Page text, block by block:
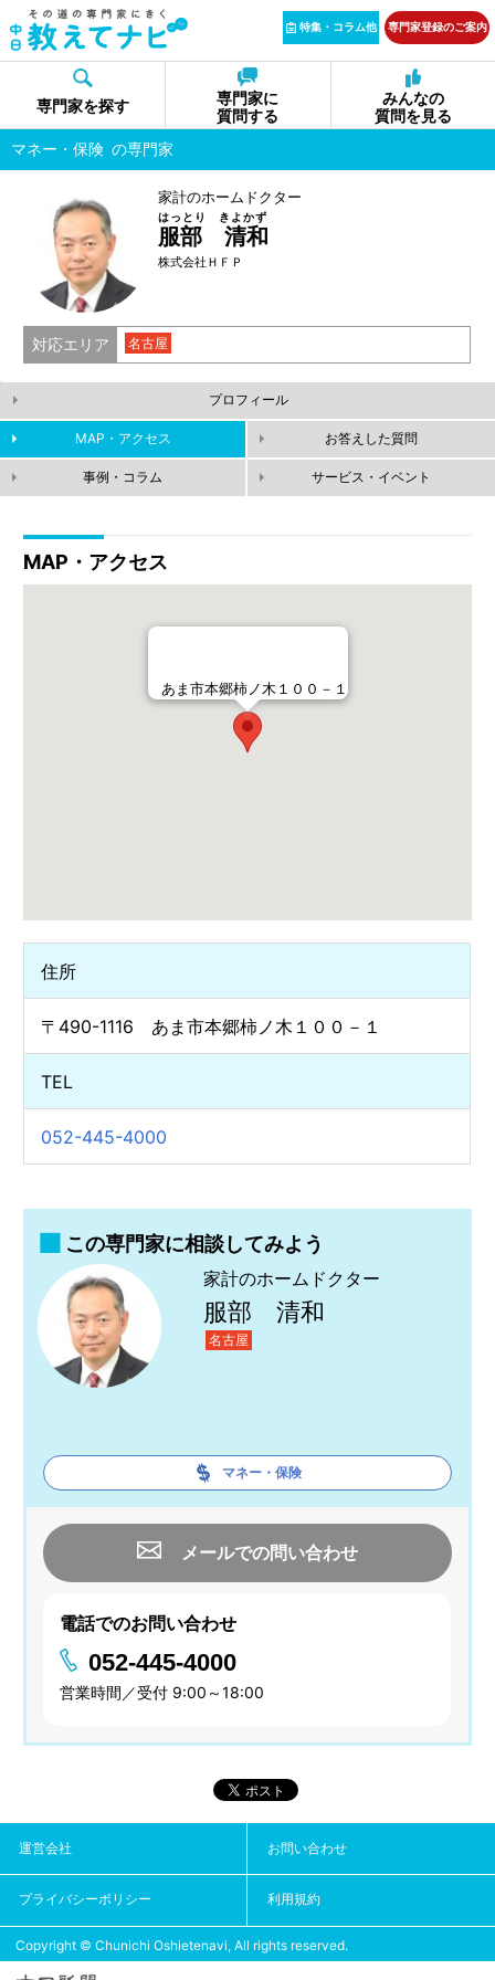
特集・コラム他 専門家登録のご案内
専門家を探す
専門家に
質問する
みんなの
質問を見る
マネー・保険 の専門家
家計のホームドクター
服部 清和
はっとり きよかず
株式会社ＨＦＰ
対応エリア 名古屋
プロフィール
MAP・アクセス お答えした質問
事例・コラム サービス・イベント
MAP・アクセス
あま市本郷柿ノ木１００－１
住所
〒490-1116 あま市本郷柿ノ木１００－１
TEL
052-445-4000
この専門家に相談してみよう
家計のホームドクター
服部 清和
名古屋
マネー・保険
メールでの問い合わせ
電話でのお問い合わせ
052-445-4000
営業時間／受付 9:00～18:00
運営会社 お問い合わせ
プライバシーポリシー 利用規約
Copyright © Chunichi Oshietenavi, All rights reserved.